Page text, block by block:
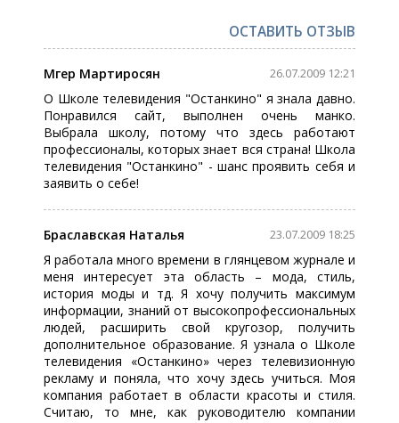
ОСТАВИТЬ ОТЗЫВ
26.07.2009 12:21
Мгер Мартиросян
О Школе телевидения "Останкино" я знала давно.
Понравился сайт, выполнен очень манко.
Выбрала школу, потому что здесь работают
профессионалы, которых знает вся страна! Школа
телевидения "Останкино" - шанс проявить себя и
заявить о себе!
23.07.2009 18:25
Браславская Наталья
Я работала много времени в глянцевом журнале и
меня интересует эта область – мода, стиль,
история моды и тд. Я хочу получить максимум
информации, знаний от высокопрофессиональных
людей, расширить свой кругозор, получить
дополнительное образование. Я узнала о Школе
телевидения «Останкино» через телевизионную
рекламу и поняла, что хочу здесь учиться. Моя
компания работает в области красоты и стиля.
Считаю, то мне, как руководителю компании